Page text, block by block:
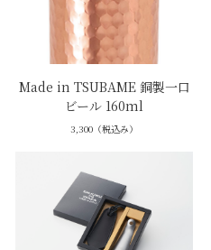
Made in TSUBAME 銅製一口
ビール 160ml
3,300（税込み）